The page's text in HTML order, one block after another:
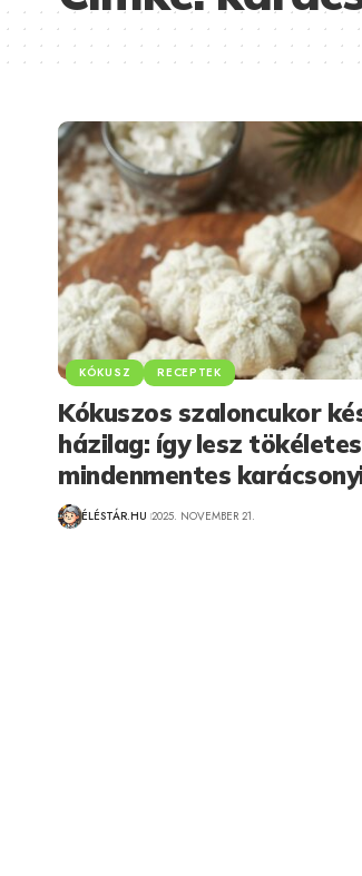
KÓKUSZ RECEPTEK
Kókuszos szaloncukor
házilag: így lesz
mindenmentes
ÉLÉSTÁR.HU 2025. NOVEMBER 21.